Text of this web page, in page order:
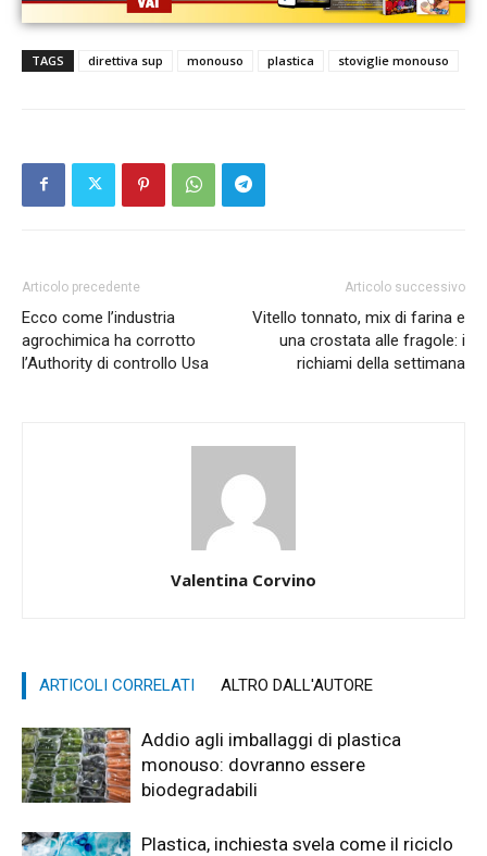
TAGS direttiva sup monouso plastica stoviglie monouso
Articolo precedente
Ecco come l’industria
agrochimica ha corrotto
l’Authority di controllo Usa
Articolo successivo
Vitello tonnato, mix di farina e
una crostata alle fragole: i
richiami della settimana
Valentina Corvino
ARTICOLI CORRELATI ALTRO DALL'AUTORE
Addio agli imballaggi di plastica
monouso: dovranno essere
biodegradabili
Plastica, inchiesta svela come il riciclo